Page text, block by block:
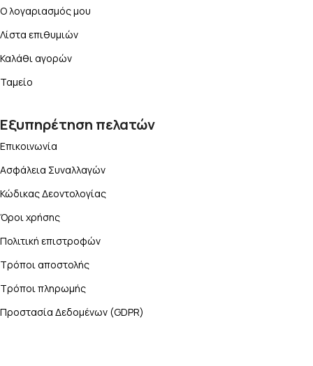
Ο λογαριασμός μου
Λίστα επιθυμιών
Καλάθι αγορών
Ταμείο
Εξυπηρέτηση πελατών
Επικοινωνία
Ασφάλεια Συναλλαγών
Κώδικας Δεοντολογίας
Όροι χρήσης
Πολιτική επιστροφών
Τρόποι αποστολής
Τρόποι πληρωμής
Προστασία Δεδομένων (GDPR)